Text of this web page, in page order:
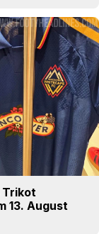
13. August